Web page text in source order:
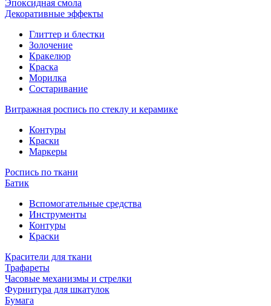
Эпоксидная смола
Декоративные эффекты
Глиттер и блестки
Золочение
Кракелюр
Краска
Морилка
Состаривание
Витражная роспись по стеклу и керамике
Контуры
Краски
Маркеры
Роспись по ткани
Батик
Вспомогательные средства
Инструменты
Контуры
Краски
Красители для ткани
Трафареты
Часовые механизмы и стрелки
Фурнитура для шкатулок
Бумага